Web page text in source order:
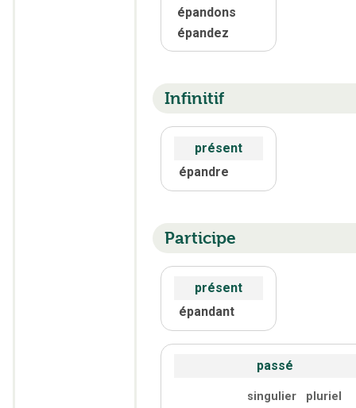
épandons
épandez
Infinitif
présent
épandre
Participe
présent
épandant
passé
singulier
pluriel